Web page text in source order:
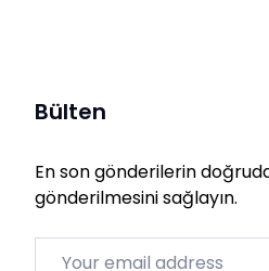
Bülten
En son gönderilerin
gönderilmesini sağlayın.